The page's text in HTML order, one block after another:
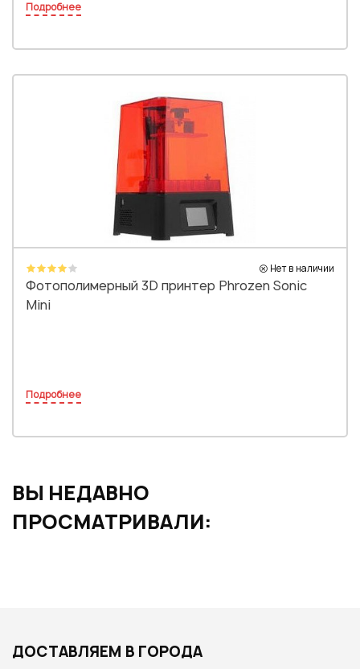
Подробнее
Нет в наличии
Фотополимерный 3D принтер Phrozen Sonic
Mini
Подробнее
ВЫ НЕДАВНО
ПРОСМАТРИВАЛИ:
ДОСТАВЛЯЕМ В ГОРОДА